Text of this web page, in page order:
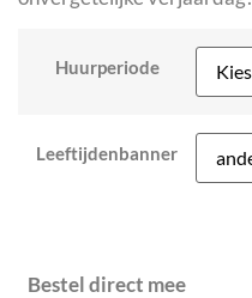
Huurperiode
Leeftijdenbanner
Bestel direct mee